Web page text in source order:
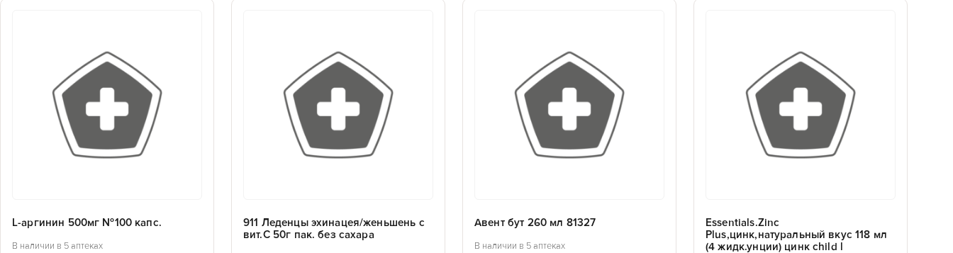
L-аргинин 500мг №100 капс.
В наличии в 5 аптеках
911 Леденцы эхинацея/женьшень с
вит.С 50г пак. без сахара
Авент бут 260 мл 81327
В наличии в 5 аптеках
Essentials.Zinc
Plus,цинк,натуральный вкус 118 мл
(4 жидк.унции) цинк child l